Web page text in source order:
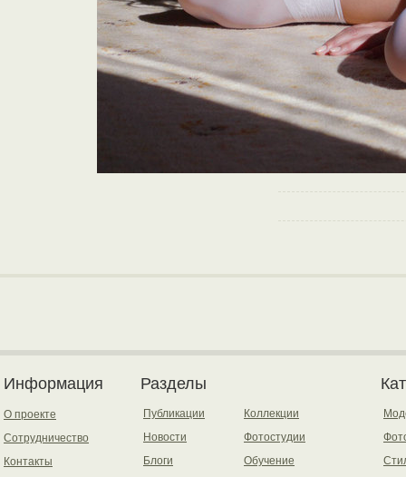
Информация
О проекте
Сотрудничество
Контакты
Разделы
Публикации
Новости
Блоги
Коллекции
Фотостудии
Обучение